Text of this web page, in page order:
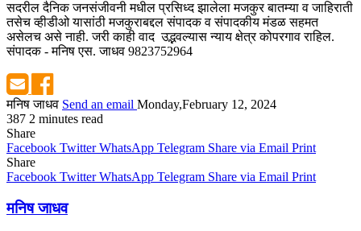
सदरील दैनिक जनसंजीवनी मधील प्रसिध्द झालेला मजकुर बातम्या व जाहिराती
तसेच व्हीडीओ यासांठी मजकुराबद्दल संपादक व संपादकीय मंडळ सहमत
असेलच असे नाही. जरी काही वाद उद्भवल्यास न्याय क्षेत्र कोपरगाव राहिल.
संपादक - मनिष एस. जाधव 9823752964
मनिष जाधव Send an email Monday,February 12, 2024
387 2 minutes read
Share
Facebook Twitter WhatsApp Telegram Share via Email Print
Share
Facebook Twitter WhatsApp Telegram Share via Email Print
मनिष जाधव